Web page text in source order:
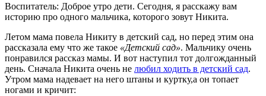
Воспитатель: Доброе утро дети. Сегодня, я расскажу вам
историю про одного мальчика, которого зовут Никита.
Летом мама повела Никиту в детский сад, но перед этим она
рассказала ему что же такое «Детский сад». Мальчику очень
понравился рассказ мамы. И вот наступил тот долгожданный
день. Сначала Никита очень не любил ходить в детский сад.
Утром мама надевает на него штаны и куртку,а он топает
ногами и кричит: